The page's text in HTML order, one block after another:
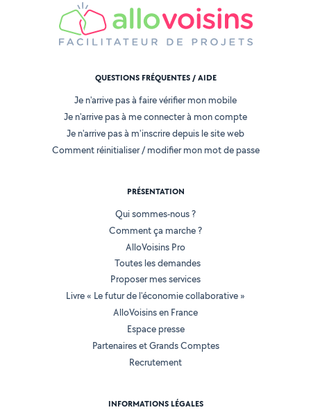
QUESTIONS FRÉQUENTES / AIDE
Je n'arrive pas à faire vérifier mon mobile
Je n'arrive pas à me connecter à mon compte
Je n'arrive pas à m'inscrire depuis le site web
Comment réinitialiser / modifier mon mot de passe
PRÉSENTATION
Qui sommes-nous ?
Comment ça marche ?
AlloVoisins Pro
Toutes les demandes
Proposer mes services
Livre « Le futur de l'économie collaborative »
AlloVoisins en France
Espace presse
Partenaires et Grands Comptes
Recrutement
INFORMATIONS LÉGALES